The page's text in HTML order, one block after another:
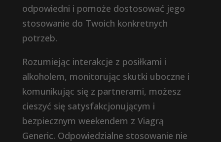
odpowiedni i pomoże dostosować jego
stosowanie do Twoich konkretnych
potrzeb.
Rozumiejąc interakcje z posiłkami i
alkoholem, monitorując skutki uboczne i
komunikując się z partnerami, możesz
cieszyć się satysfakcjonującym i
bezpiecznym weekendem z Viagrą
Generic. Odpowiedzialne stosowanie nie